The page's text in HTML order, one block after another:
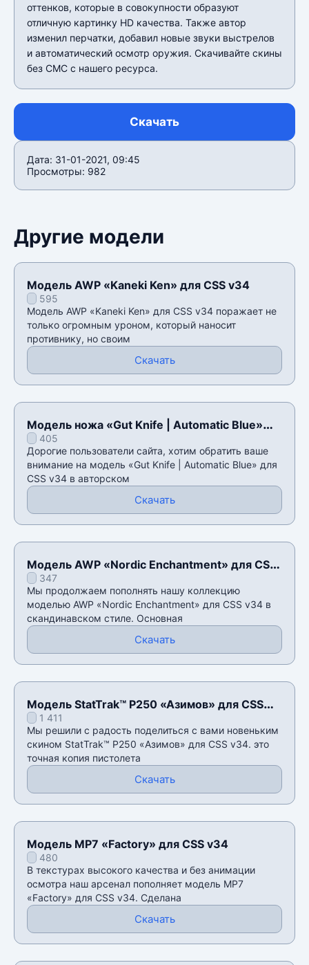
оттенков, которые в совокупности образуют
отличную картинку HD качества. Также автор
изменил перчатки, добавил новые звуки выстрелов
и автоматический осмотр оружия. Скачивайте скины
без СМС с нашего ресурса.
Скачать
Дата: 31-01-2021, 09:45
Просмотры: 982
Другие модели
Модель AWP «Kaneki Ken» для CSS v34
595
Модель AWP «Kaneki Ken» для CSS v34 поражает не
только огромным уроном, который наносит
противнику, но своим
Скачать
Модель ножа «Gut Knife | Automatic Blue»
для CSS v34
405
Дорогие пользователи сайта, хотим обратить ваше
внимание на модель «Gut Knife | Automatic Blue» для
CSS v34 в авторском
Скачать
Модель AWP «Nordic Enchantment» для CSS
v34347
Мы продолжаем пополнять нашу коллекцию
моделью AWP «Nordic Enchantment» для CSS v34 в
скандинавском стиле. Основная
Скачать
Модель StatTrak™ P250 «Азимов» для CSS
v341 411
Мы решили с радость поделиться с вами новеньким
скином StatTrak™ P250 «Азимов» для CSS v34. это
точная копия пистолета
Скачать
Модель MP7 «Factory» для CSS v34
480
В текстурах высокого качества и без анимации
осмотра наш арсенал пополняет модель MP7
«Factory» для CSS v34. Сделана
Скачать